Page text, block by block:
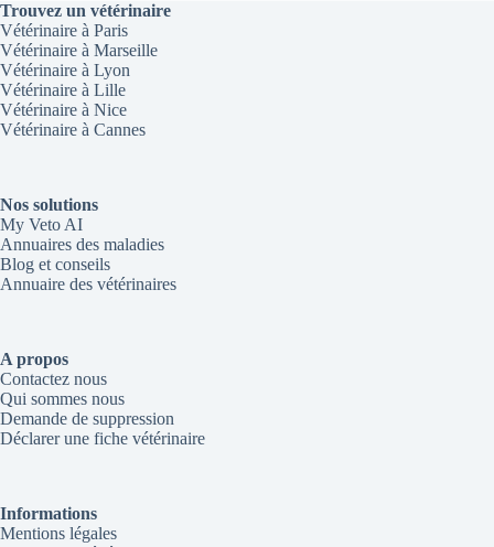
Trouvez un vétérinaire
Vétérinaire à Paris
Vétérinaire à Marseille
Vétérinaire à Lyon
Vétérinaire à Lille
Vétérinaire à Nice
Vétérinaire à Cannes
Nos solutions
My Veto AI
Annuaires des maladies
Blog et conseils
Annuaire des vétérinaires
A propos
Contactez nous
Qui sommes nous
Demande de suppression
Déclarer une fiche vétérinaire
Informations
Mentions légales